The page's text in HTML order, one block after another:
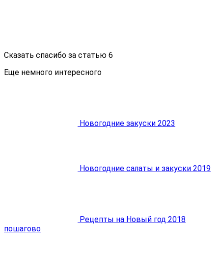
Сказать спасибо за статью 6
Еще немного интересного
Новогодние закуски 2023
Новогодние салаты и закуски 2019
Рецепты на Новый год 2018
пошагово